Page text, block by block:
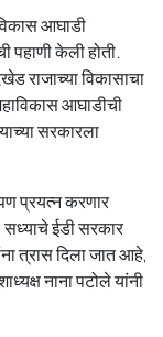
आघाडी
केली होती.
राजाच्या विकासाचा
आघाडीची
सरकारला
प्रयत्न करणार
ईडी सरकार
त्रास दिला जात आहे,
नाना पटोले यांनी